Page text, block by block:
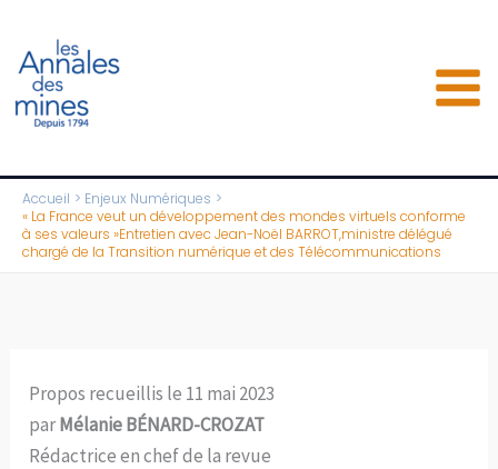
contenu
Accueil
Enjeux Numériques
« La France veut un développement des mondes virtuels conforme
à ses valeurs »Entretien avec Jean-Noël BARROT,ministre délégué
chargé de la Transition numérique et des Télécommunications
Propos recueillis le 11 mai 2023
parMélanie BÉNARD-CROZAT
Rédactrice en chef de la revue